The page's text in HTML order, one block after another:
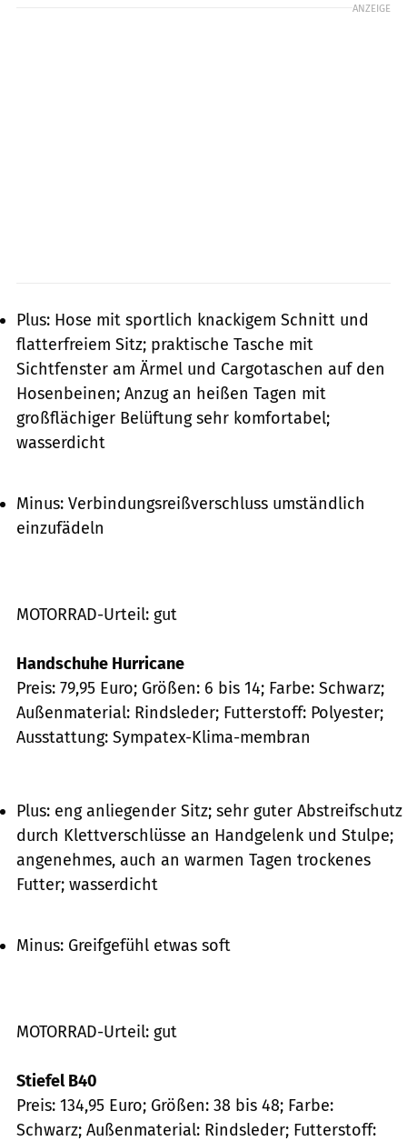
ANZEIGE
Plus: Hose mit sportlich knackigem Schnitt und
flatterfreiem Sitz; praktische Tasche mit
Sichtfenster am Ärmel und Cargotaschen auf den
Hosenbeinen; Anzug an heißen Tagen mit
großflächiger Belüftung sehr komfortabel;
wasserdicht
Minus: Verbindungsreißverschluss umständlich
einzufädeln
MOTORRAD-Urteil: gut
Handschuhe Hurricane
Preis: 79,95 Euro; Größen: 6 bis 14; Farbe: Schwarz;
Außenmaterial: Rindsleder; Futterstoff: Polyester;
Ausstattung: Sympatex-Klima-membran
Plus: eng anliegender Sitz; sehr guter Abstreifschutz
durch Klettverschlüsse an Handgelenk und Stulpe;
angenehmes, auch an warmen Tagen trockenes
Futter; wasserdicht
Minus: Greifgefühl etwas soft
MOTORRAD-Urteil: gut
Stiefel B40
Preis: 134,95 Euro; Größen: 38 bis 48; Farbe:
Schwarz; Außenmaterial: Rindsleder; Futterstoff: